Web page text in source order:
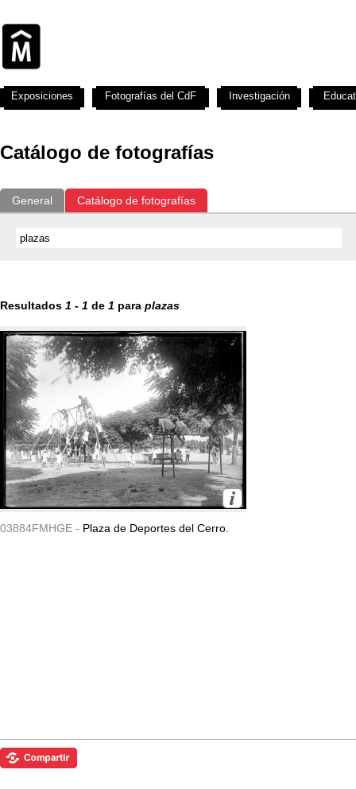
Catálogo de fotografías
General Catálogo de fotografías
Resultados 1 - 1 de 1 para plazas
03884FMHGE - Plaza de Deportes del Cerro.
Exposiciones Fotografías del CdF Investigación